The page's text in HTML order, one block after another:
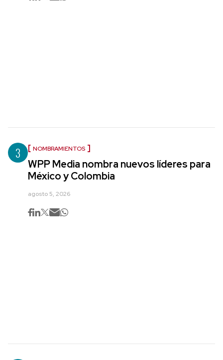
3 NOMBRAMIENTOS
WPP Media nombra nuevos líderes para
México y Colombia
agosto 5, 2026